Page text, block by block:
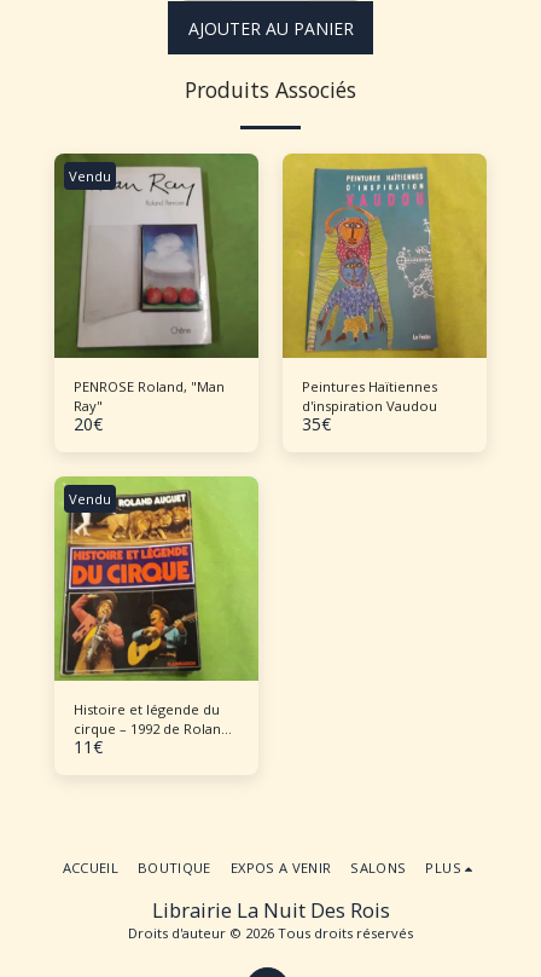
AJOUTER AU PANIER
Produits Associés
Vendu
PENROSE Roland, "Man
Ray"
20€
Peintures Haïtiennes
d'inspiration Vaudou
35€
Vendu
Histoire et légende du
cirque – 1992 de Roland
Auguet
11€
Librairie La Nuit Des Rois
Droits d'auteur © 2026 Tous droits réservés
ACCUEIL BOUTIQUE EXPOS A VENIR SALONS PLUS